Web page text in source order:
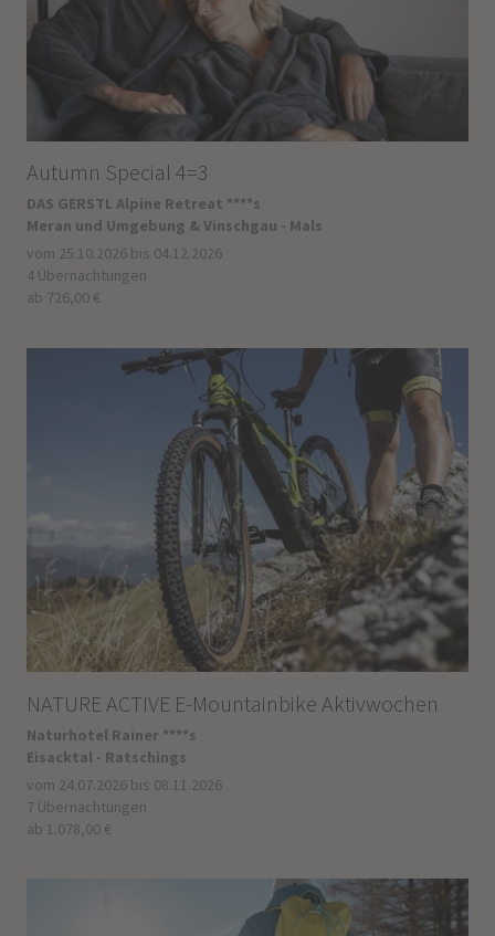
Autumn Special 4=3
DAS GERSTL Alpine Retreat ****s
Meran und Umgebung & Vinschgau - Mals
vom 25.10.2026 bis 04.12.2026
4 Übernachtungen
ab 726,00 €
NATURE ACTIVE E-Mountainbike Aktivwochen
Naturhotel Rainer ****s
Eisacktal - Ratschings
vom 24.07.2026 bis 08.11.2026
7 Übernachtungen
ab 1.078,00 €